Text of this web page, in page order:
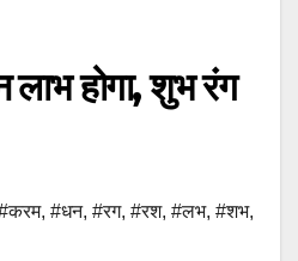
लाभ होगा, शुभ रंग
, #धन, #रग, #रश, #लभ, #शभ,